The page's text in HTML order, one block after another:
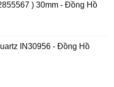
) 30mm - Đồng Hồ
IN30956 - Đồng Hồ